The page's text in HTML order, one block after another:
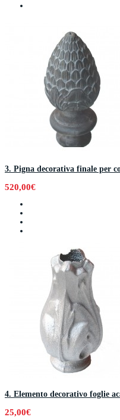
3. Pigna decorativa finale per
520,00€
4. Elemento decorativo foglie
25,00€